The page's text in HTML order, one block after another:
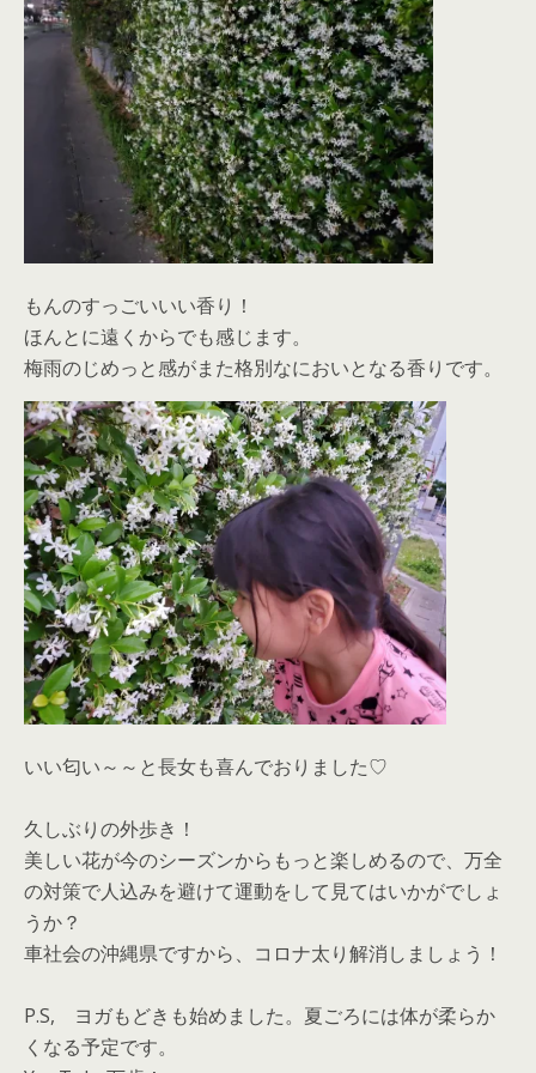
もんのすっごいいい香り！
ほんとに遠くからでも感じます。
梅雨のじめっと感がまた格別なにおいとなる香りです。
いい匂い～～と長女も喜んでおりました♡
久しぶりの外歩き！
美しい花が今のシーズンからもっと楽しめるので、万全
の対策で人込みを避けて運動をして見てはいかがでしょ
うか？
車社会の沖縄県ですから、コロナ太り解消しましょう！
P.S, ヨガもどきも始めました。夏ごろには体が柔らか
くなる予定です。